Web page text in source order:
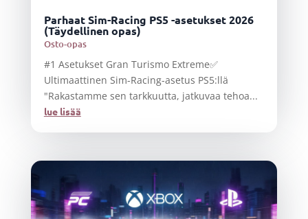
Parhaat Sim-Racing PS5 -asetukset 2026
(Täydellinen opas)
Osto-opas
#1 Asetukset Gran Turismo Extreme✅
Ultimaattinen Sim-Racing-asetus PS5:llä
"Rakastamme sen tarkkuutta, jatkuvaa tehoa...
lue lisää